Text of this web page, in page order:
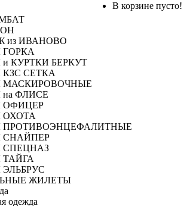
В корзине пусто!
из ИВАНОВО
КУРТКИ БЕРКУТ
СЕТКА
ФЛИСЕ
ЖИЛЕТЫ
одежда